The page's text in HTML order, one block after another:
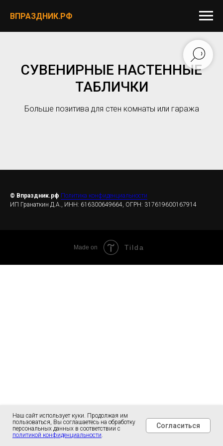
ВПРАЗДНИК.РФ
СУВЕНИРНЫЕ НАСТЕННЫЕ
ТАБЛИЧКИ
Больше позитива для стен комнаты или гаража
© Впраздник.рф Политика конфиденциальности
ИП Гранаткин Д.А., ИНН: 616300649664, ОГРН: 317619600167914
Наш сайт использует куки. Продолжая им
пользоваться, Вы соглашаетесь на обработку
персональных данных в соответствии с
политикой конфиденциальности.
Согласиться
Made on Tilda